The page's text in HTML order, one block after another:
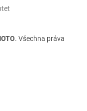
. Všechna práva